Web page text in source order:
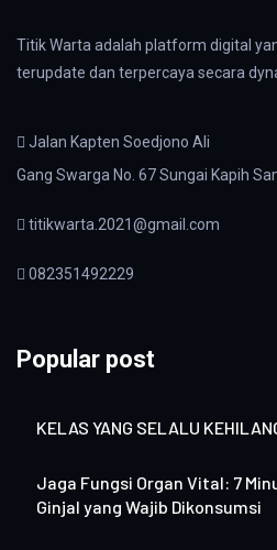
Titik Warta adalah platform digital
terupdate dan terpercaya secara
Jalan Kapten Soedjono Ali
Gang Swarga No. 67 Sungai Kapih
titikwarta.2021@gmail.com
082351492229
Popular post
KELAS YANG SELALU
Jaga Fungsi Organ Vital: 7
Ginjal yang Wajib Dikonsumsi